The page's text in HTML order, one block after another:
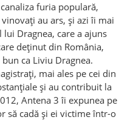
furia populară,
au ars, și azi îi mai
Dragnea, care a ajuns
deținut din România,
ca Liviu Dragnea.
mai ales pe cei din
și au contribuit la
Antena 3 îi expunea pe
să cadă și ei victime într-o